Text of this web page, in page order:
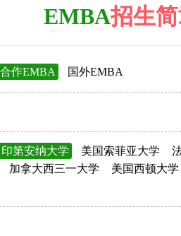
EMBA招生
作EMBA 国外EMBA
印第安纳大学 美国索菲亚大学
加拿大西三一大学 美国西顿大学